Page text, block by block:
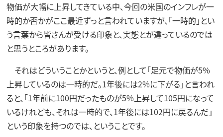
物価が大幅に上昇してきている中、今回の米国のインフレが一
時的か否かがここ最近ずっと言われていますが、「一時的」とい
う言葉から皆さんが受ける印象と、実態とが違っているのでは
と思うところがあります。
それはどういうことかというと、例として「足元で物価が5%
上昇しているのは一時的だ。1年後には2%に下がる」と言われ
ると、「1年前に100円だったものが5%上昇して105円になって
いるけれども、それは一時的で、1年後には102円に戻るんだ」
という印象を持つのでは、ということです。